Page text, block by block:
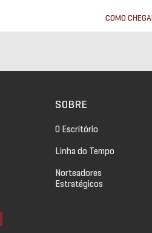
COMO
SOBRE
O Escritório
Linha do Tempo
Norteadores
Estratégicos